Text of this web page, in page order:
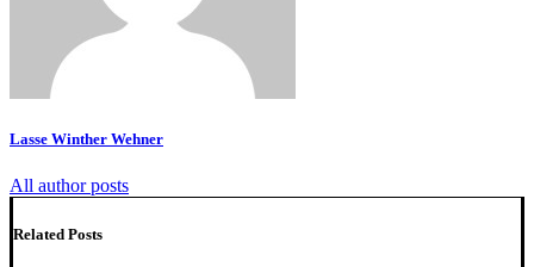
Lasse Winther Wehner
All author posts
Related Posts